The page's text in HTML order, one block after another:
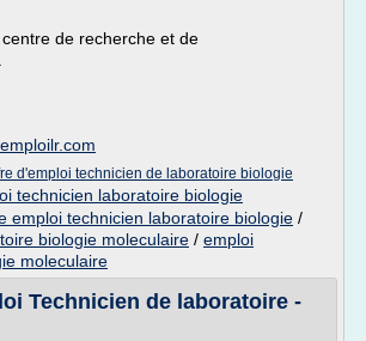
de recherche et de
d'emploi technicien de laboratoire biologie
technicien laboratoire biologie
emploi technicien laboratoire biologie /
biologie moleculaire / emploi
moleculaire
Technicien de laboratoire -